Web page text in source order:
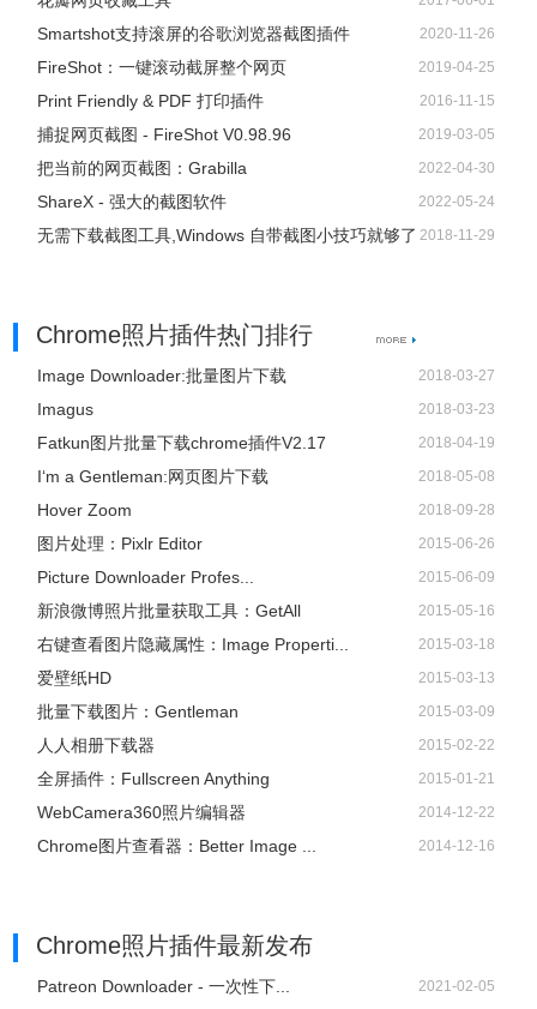
Smartshot支持滚屏的谷歌浏览器截图插件 2020-11-26
FireShot：一键滚动截屏整个网页 2019-04-25
Print Friendly & PDF 打印插件 2016-11-15
捕捉网页截图 - FireShot V0.98.96 2019-03-05
把当前的网页截图：Grabilla 2022-04-30
ShareX - 强大的截图软件 2022-05-24
无需下载截图工具,Windows 自带截图小技巧就够了 2018-11-29
Chrome照片插件热门排行
Image Downloader:批量图片下载 2018-03-27
Imagus 2018-03-23
Fatkun图片批量下载chrome插件V2.17 2018-04-19
I‘m a Gentleman:网页图片下载 2018-05-08
Hover Zoom 2018-09-28
图片处理：Pixlr Editor 2015-06-26
Picture Downloader Profes... 2015-06-09
新浪微博照片批量获取工具：GetAll 2015-05-16
右键查看图片隐藏属性：Image Properti... 2015-03-18
爱壁纸HD 2015-03-13
批量下载图片：Gentleman 2015-03-09
人人相册下载器 2015-02-22
全屏插件：Fullscreen Anything 2015-01-21
WebCamera360照片编辑器 2014-12-22
Chrome图片查看器：Better Image ... 2014-12-16
Chrome照片插件最新发布
Patreon Downloader - 一次性下... 2021-02-05